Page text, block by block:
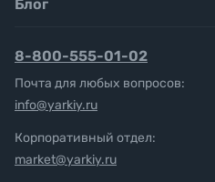
Блог
8-800-555-01-02
Почта для любых вопросов:
info@yarkiy.ru
Корпоративный отдел:
market@yarkiy.ru